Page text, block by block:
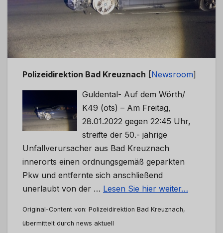
Polizeidirektion Bad Kreuznach [Newsroom]
Guldental- Auf dem Wörth/
K49 (ots) – Am Freitag,
28.01.2022 gegen 22:45 Uhr,
streifte der 50.- jährige
Unfallverursacher aus Bad Kreuznach
innerorts einen ordnungsgemäß geparkten
Pkw und entfernte sich anschließend
unerlaubt von der … Lesen Sie hier weiter…
Original-Content von: Polizeidirektion Bad Kreuznach,
übermittelt durch news aktuell